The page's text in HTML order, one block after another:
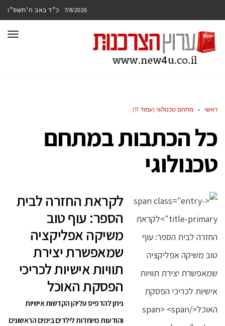
7/8/2026 כ״ד באב ה׳תשפ״ו
ראשי » מתחם טכנולוגי (עמוד 11)
כל הכתבות במתחם
טכנולוגי
לקראת החזרה לבית
הספר: עוף טוב
משיקה אפליקציה
שמאפשרת יצירת
תוויות אישיות לכריכי
הפסקת האוכל
ניתן להדפיס עליהן הקדשות אישיות
והודעות מיוחדות לילדים בימים הראשונים